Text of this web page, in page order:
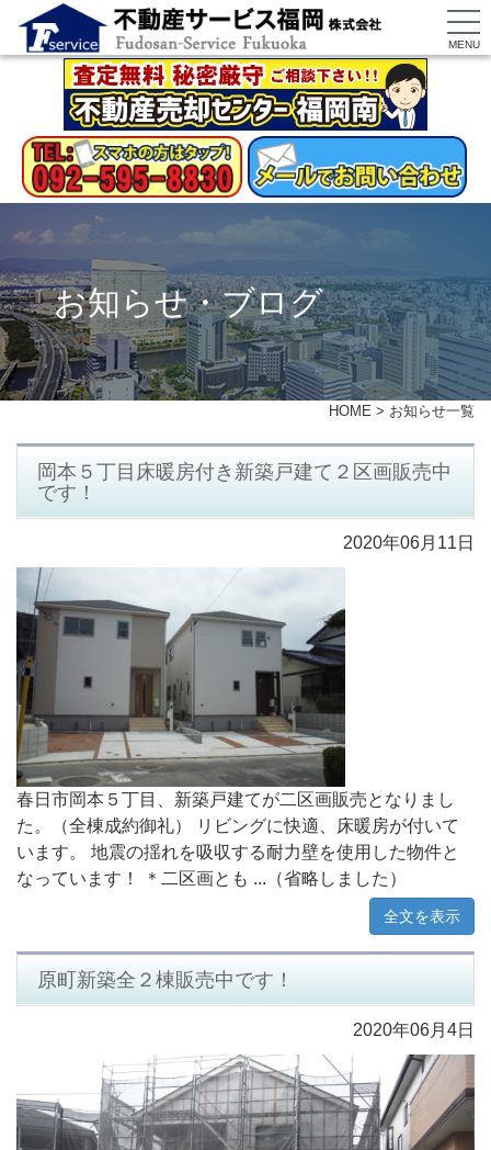
MENU
お知らせ・ブログ
HOME > お知らせ一覧
岡本５丁目床暖房付き新築戸建て２区画販売中
です！
2020年06月11日
春日市岡本５丁目、新築戸建てが二区画販売となりまし
た。（全棟成約御礼） リビングに快適、床暖房が付いて
います。 地震の揺れを吸収する耐力壁を使用した物件と
なっています！ ＊二区画とも ...（省略しました）
全文を表示
原町新築全２棟販売中です！
2020年06月4日